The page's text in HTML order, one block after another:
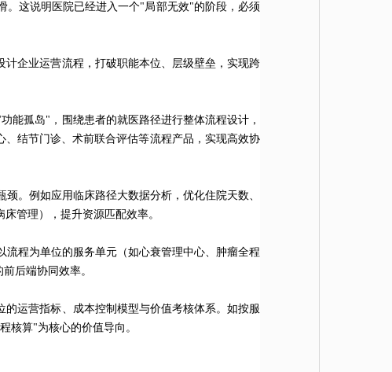
这说明医院已经进入一个"局部无效"的阶段，必须
企业运营流程，打破职能本位、层级壁垒，实现跨
能孤岛"，围绕患者的就医路径进行整体流程设计，
结节门诊、术前联合评估等流程产品，实现高效协
。例如应用临床路径大数据分析，优化住院天数、
管理），提升资源匹配效率。
程为单位的服务单元（如心衰管理中心、肿瘤全程
后端协同效率。
运营指标、成本控制模型与价值考核体系。如按服
核算"为核心的价值导向。